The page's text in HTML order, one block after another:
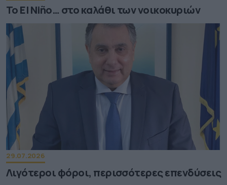
Το El Niño… στο καλάθι των νοικοκυριών
29.07.2026
Λιγότεροι φόροι, περισσότερες επενδύσεις